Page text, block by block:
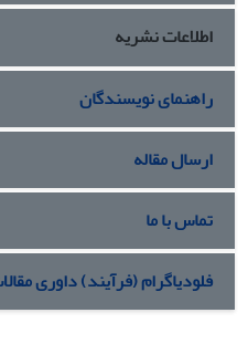
اطلاعات نشریه
راهنمای نویسندگان
ارسال مقاله
تماس با ما
فلودیاگرام (فرآیند) داوری